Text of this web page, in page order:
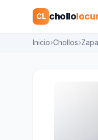
CL chollo
Inicio Chollos